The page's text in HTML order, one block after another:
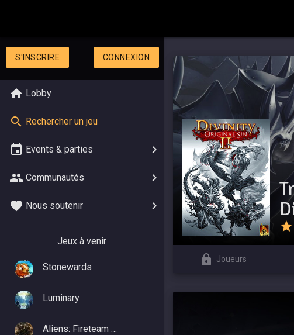
S'INSCRIRE CONNEXION
Lobby
Rechercher un jeu
Events & parties
Communautés
Nous soutenir
Jeux à venir
Stonewards
Luminary
Aliens: Fireteam Elite 2
Joueurs